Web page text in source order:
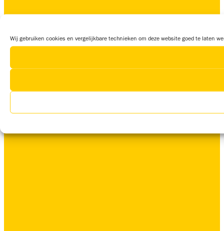
Wij gebruiken cookies en vergelijkbare technieken om deze website goed te laten